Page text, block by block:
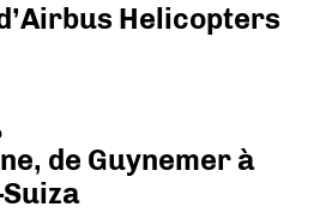
Helicopters
de Guynemer à